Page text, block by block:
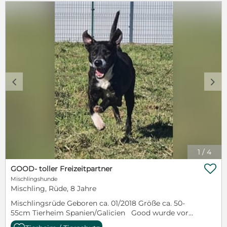
1 / 4
c d
GOOD- toller Freizeitpartner
Mischlingshunde
Mischling, Rüde, 8 Jahre
Mischlingsrüde Geboren ca. 01/2018 Größe ca. 50-
55cm Tierheim Spanien/Galicien Good wurde vor
einiger Zeit alleine auf dem Land gefunden und kam
